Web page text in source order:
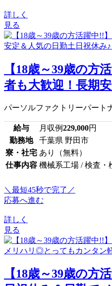
詳しく
見る
【18歳～39歳の方
者も大歓迎！長期
パーソルファクトリーパート
給与 月収例229,000円
勤務地
千葉県 野田市
寮・社宅 あり（無料）
仕事内容 機械系工場 / 検査・
＼最短45秒で完了／
応募へ進む
詳しく
見る
【18歳～39歳の方